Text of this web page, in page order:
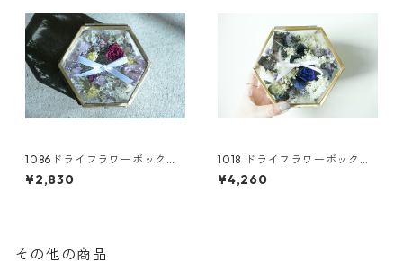
1086ドライフラワーボックス
(S) /リングピロー
¥2,830
1018 ドライフラワーボックス
(L) /リングピロー
¥4,260
その他の商品